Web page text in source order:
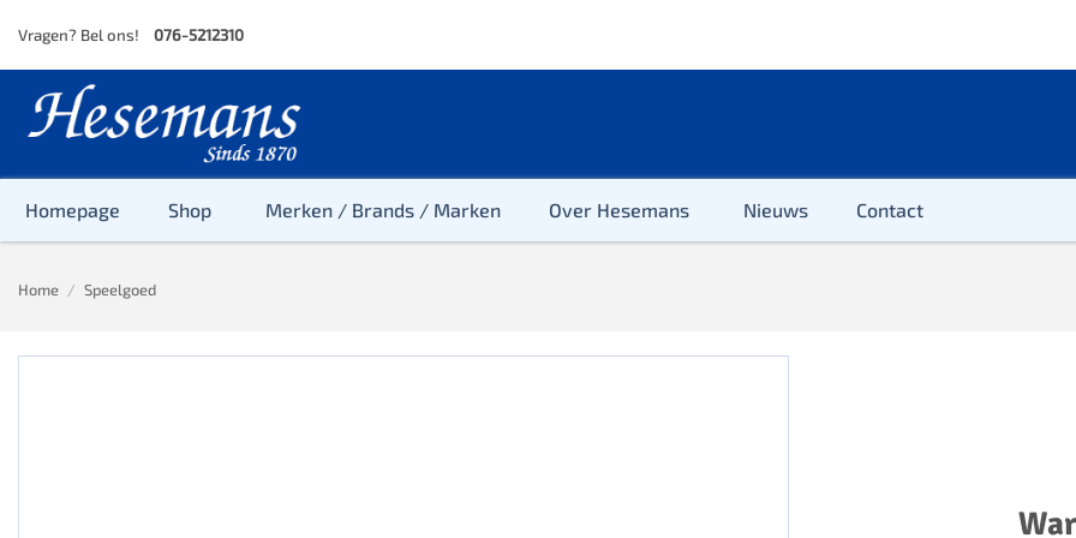
content
Vragen? Bel ons! 076-5212310
Homepage Shop Merken / Brands / Marken Over Hesemans Nieuws Contact
Home / Speelgoed